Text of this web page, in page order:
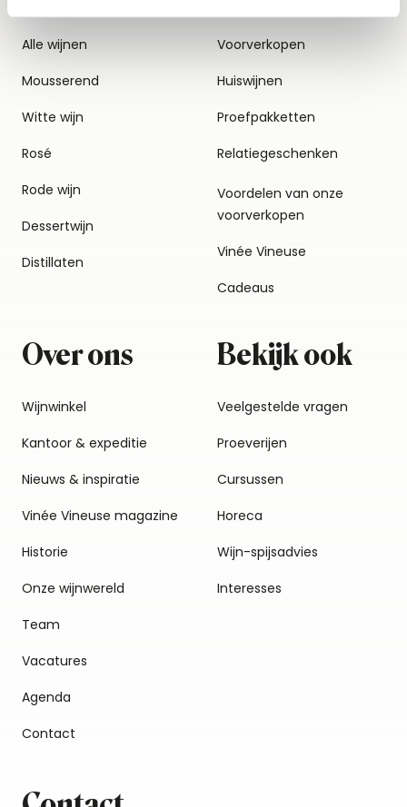
Alle wijnen
Mousserend
Witte wijn
Rosé
Rode wijn
Dessertwijn
Distillaten
Voorverkopen
Huiswijnen
Proefpakketten
Relatiegeschenken
Voordelen van onze
voorverkopen
Vinée Vineuse
Cadeaus
Over ons
Wijnwinkel
Kantoor & expeditie
Nieuws & inspiratie
Vinée Vineuse magazine
Historie
Onze wijnwereld
Team
Vacatures
Agenda
Contact
Bekijk ook
Veelgestelde vragen
Proeverijen
Cursussen
Horeca
Wijn-spijsadvies
Interesses